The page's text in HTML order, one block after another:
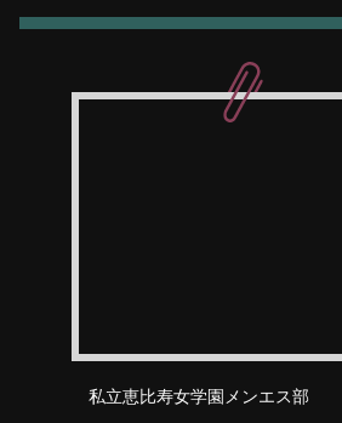
私立恵比寿女学園メンエス部